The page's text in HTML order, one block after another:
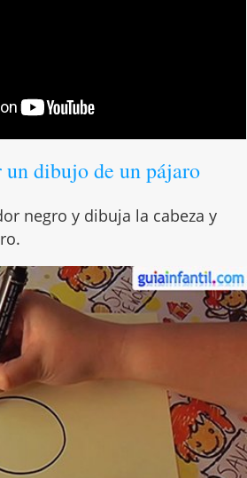
un dibujo de un pájaro
negro y dibuja la cabeza y